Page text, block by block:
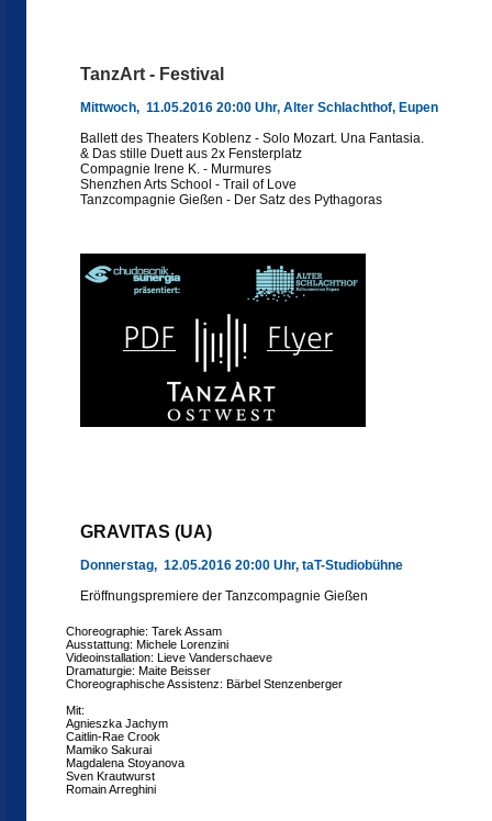
TanzArt - Festival
Mittwoch, 11.05.2016 20:00 Uhr, Alter Schlachthof, Eupen
Ballett des Theaters Koblenz - Solo Mozart. Una Fantasia.
& Das stille Duett aus 2x Fensterplatz
Compagnie Irene K. - Murmures
Shenzhen Arts School - Trail of Love
Tanzcompagnie Gießen - Der Satz des Pythagoras
GRAVITAS (UA)
Donnerstag, 12.05.2016 20:00 Uhr, taT-Studiobühne
Eröffnungspremiere der Tanzcompagnie Gießen
Choreographie: Tarek Assam
Ausstattung: Michele Lorenzini
Videoinstallation: Lieve Vanderschaeve
Dramaturgie: Maite Beisser
Choreographische Assistenz: Bärbel Stenzenberger
Mit:
Agnieszka Jachym
Caitlin-Rae Crook
Mamiko Sakurai
Magdalena Stoyanova
Sven Krautwurst
Romain Arreghini